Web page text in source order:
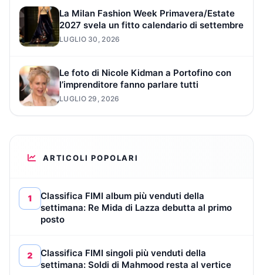
La Milan Fashion Week Primavera/Estate
2027 svela un fitto calendario di settembre
LUGLIO 30, 2026
Le foto di Nicole Kidman a Portofino con
l’imprenditore fanno parlare tutti
LUGLIO 29, 2026
ARTICOLI POPOLARI
1
Classifica FIMI album più venduti della
settimana: Re Mida di Lazza debutta al primo
posto
2
Classifica FIMI singoli più venduti della
settimana: Soldi di Mahmood resta al vertice